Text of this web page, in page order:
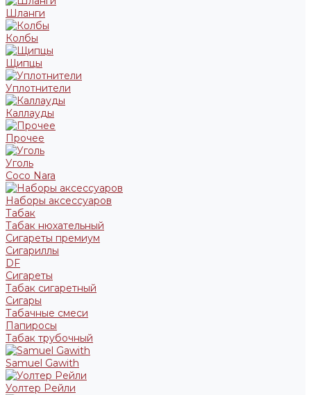
Шланги
Колбы
Щипцы
Уплотнители
Каллауды
Прочее
Уголь
Coco Nara
Наборы аксессуаров
Табак
Табак нюхательный
Сигареты премиум
Сигариллы
DF
Сигареты
Табак сигаретный
Сигары
Табачные смеси
Папиросы
Табак трубочный
Samuel Gawith
Уолтер Рейли